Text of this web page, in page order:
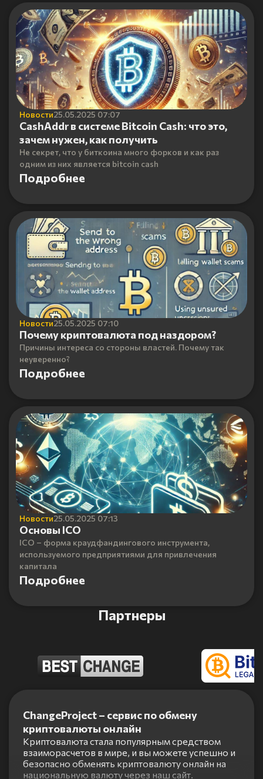
Новости25.05.2025 07:07
CashAddr в системе Bitcoin Cash: что это,
зачем нужен, как получить
Не секрет, что у биткоина много форков и как раз
одним из них является bitcoin cash
Подробнее
Новости25.05.2025 07:10
Почему криптовалюта под наздором?
Причины интереса со стороны властей. Почему так
неуверенно?
Подробнее
Новости25.05.2025 07:13
Основы ICO
ICO – форма краудфандингового инструмента,
используемого предприятиями для привлечения
капитала
Подробнее
Партнеры
ChangeProject – сервис по обмену
криптовалюты онлайн
Криптовалюта стала популярным средством
взаиморасчетов в мире, и вы можете успешно и
безопасно обменять криптовалюту онлайн на
национальную валюту через наш сайт.